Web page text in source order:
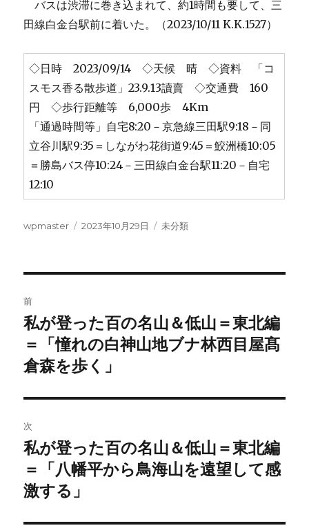
バスは渋滞に巻き込まれて、約1時間も要して、三
田線白金台駅前に着いた。（2023/10/11 K.K.1527）
◇日時 2023/09/14 ◇天候 晴 ◇資料 「コ
スモス香る散歩道」23.9.13讀賣 ◇交通費 160
円 ◇歩行距離等 6,000歩 4Km
「通過時間等」自宅8:20－京急線三田駅9:18－同
立谷川駅9:35＝しながわ花街道9:45＝鮫洲橋10:05
＝勝島バス停10:24－三田線白金台駅11:20－自宅
12:10
投
wpmaster
投
2023年10月29日
カ
未分類
稿
ナ
ビ
ゲ
ー
シ
ョ
ン
前
前
の
投
私が登った百の名山＆低山＝東北編
＝「憧れの白神山地ブナ林西目屋髙
倉森を歩く」
次
次
の
投
私が登った百の名山＆低山＝東北編
＝「八幡平から鳥海山を遠望して感
激する」